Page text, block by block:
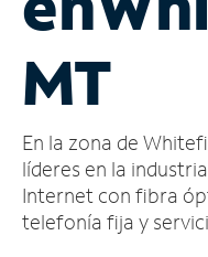
cuenta
Encuentra
tienda
MT
En la zona de
líderes en la
Internet con fibra
telefonía fija y